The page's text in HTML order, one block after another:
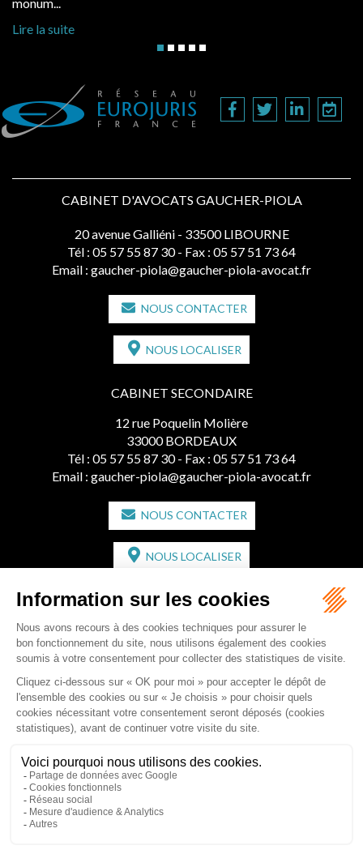
CABINET D'AVOCATS GAUCHER-PIOLA
20 avenue Galliéni - 33500 LIBOURNE
Tél : 05 57 55 87 30 - Fax : 05 57 51 73 64
Email : gaucher-piola@gaucher-piola-avocat.fr
NOUS CONTACTER
NOUS LOCALISER
CABINET SECONDAIRE
12 rue Poquelin Molière
33000 BORDEAUX
Tél : 05 57 55 87 30 - Fax : 05 57 51 73 64
Email : gaucher-piola@gaucher-piola-avocat.fr
NOUS CONTACTER
NOUS LOCALISER
CABINET SECONDAIRE
2 bis Avenue de l'Europe
33350 ST MAGNE-DE-CASTILLON
Tél :05 57 55 87 30 - Fax : 05 57 51 73 64
Email :gaucher-piola@gaucher-piola-avocat.fr
NOUS CONTACTER
NOUS LOCALISER